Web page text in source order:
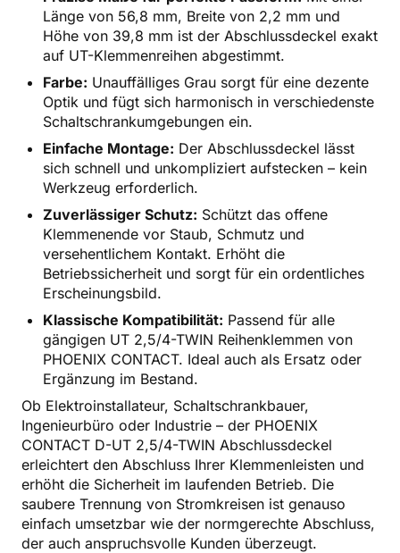
Länge von 56,8 mm, Breite von 2,2 mm und
Höhe von 39,8 mm ist der Abschlussdeckel exakt
auf UT-Klemmenreihen abgestimmt.
Farbe: Unauffälliges Grau sorgt für eine dezente
Optik und fügt sich harmonisch in verschiedenste
Schaltschrankumgebungen ein.
Einfache Montage: Der Abschlussdeckel lässt
sich schnell und unkompliziert aufstecken – kein
Werkzeug erforderlich.
Zuverlässiger Schutz: Schützt das offene
Klemmenende vor Staub, Schmutz und
versehentlichem Kontakt. Erhöht die
Betriebssicherheit und sorgt für ein ordentliches
Erscheinungsbild.
Klassische Kompatibilität: Passend für alle
gängigen UT 2,5/4-TWIN Reihenklemmen von
PHOENIX CONTACT. Ideal auch als Ersatz oder
Ergänzung im Bestand.
Ob Elektroinstallateur, Schaltschrankbauer,
Ingenieurbüro oder Industrie – der PHOENIX
CONTACT D-UT 2,5/4-TWIN Abschlussdeckel
erleichtert den Abschluss Ihrer Klemmenleisten und
erhöht die Sicherheit im laufenden Betrieb. Die
saubere Trennung von Stromkreisen ist genauso
einfach umsetzbar wie der normgerechte Abschluss,
der auch anspruchsvolle Kunden überzeugt.